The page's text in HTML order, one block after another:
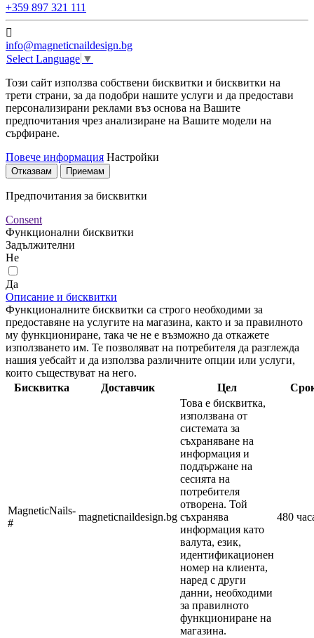
+359 897 321 111
info@magneticnaildesign.bg
Select Language ▼
Този сайт използва собствени бисквитки и бисквитки на
трети страни, за да подобри нашите услуги и да предостави
персонализирани реклами въз основа на Вашите
предпочитания чрез анализиране на Вашите модели на
сърфиране.
Повече информация Настройки
Отказвам Приемам
Предпочитания за бисквитки
Consent
Функционални бисквитки
Задължителни
Не
Да
Описание и бисквитки
Функционалните бисквитки са строго необходими за
предоставяне на услугите на магазина, както и за правилното
му функциониране, така че не е възможно да откажете
използването им. Те позволяват на потребителя да разглежда
нашия уебсайт и да използва различните опции или услуги,
които съществуват на него.
Бисквитка
Доставчик Цел
MagneticNails-
#
magneticnaildesign.bg
Това е бисквитка,
използвана от
системата за
съхраняване на
информация и
поддържане на
сесията на
потребителя
отворена. Той
съхранява
информация като
валута, език,
идентификационен
номер на клиента,
наред с други
данни, необходими
за правилното
функциониране на
магазина.
480